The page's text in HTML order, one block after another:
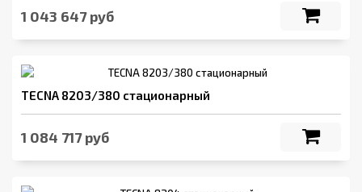
1 043 647 руб
TECNA 8203/380 стационарный
1 084 717 руб